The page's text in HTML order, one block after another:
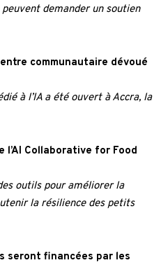
demander un soutien
communautaire dévoué
à l’IA a été ouvert à Accra, la
Collaborative for Food
outils pour améliorer la
la résilience des petits
seront financées par les